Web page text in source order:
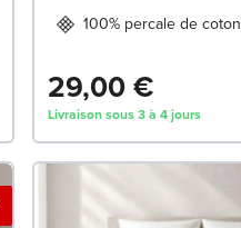
100% percale de coton
29,00 €
Livraison sous 3 à 4 jours